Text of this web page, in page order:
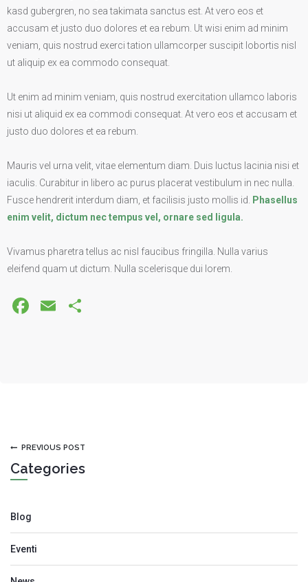
kasd gubergren, no sea takimata sanctus est. At vero eos et
accusam et justo duo dolores et ea rebum. Ut wisi enim ad minim
veniam, quis nostrud exerci tation ullamcorper suscipit lobortis nisl
ut aliquip ex ea commodo consequat.
Ut enim ad minim veniam, quis nostrud exercitation ullamco laboris
nisi ut aliquid ex ea commodi consequat. At vero eos et accusam et
justo duo dolores et ea rebum.
Mauris vel urna velit, vitae elementum diam. Duis luctus lacinia nisi et
iaculis. Curabitur in libero ac purus placerat vestibulum in nec nulla.
Fusce hendrerit interdum diam, et facilisis justo mollis id.
Phasellus
enim velit, dictum nec tempus vel, ornare sed ligula.
Vivamus pharetra tellus ac nisl faucibus fringilla. Nulla varius
eleifend quam ut dictum. Nulla scelerisque dui lorem.
Facebook
Email
PREVIOUS POST
Categories
Blog
Eventi